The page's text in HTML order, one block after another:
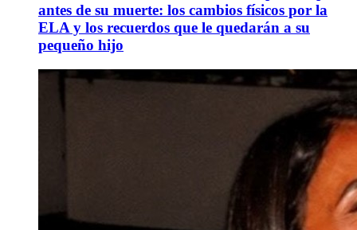
antes de su muerte: los cambios físicos por la
ELA y los recuerdos que le quedarán a su
pequeño hijo